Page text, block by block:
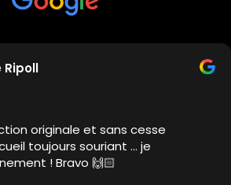
Ripoll
originale et sans cesse
toujours souriant … je
! Bravo 🙌🏻